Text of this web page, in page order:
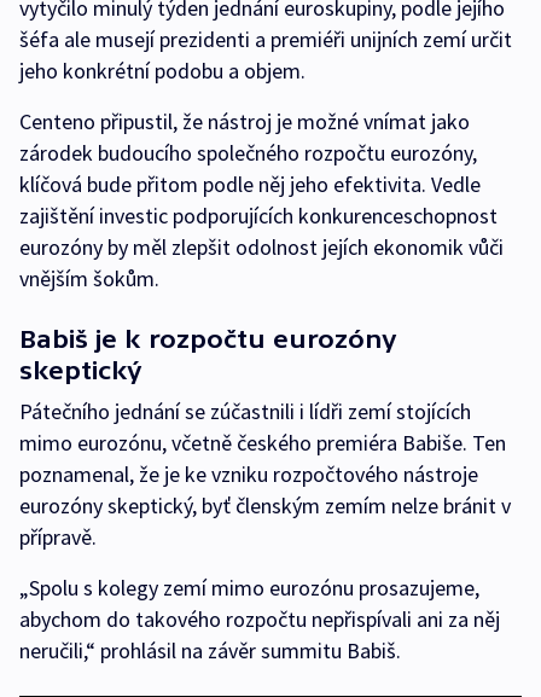
vytyčilo minulý týden jednání euroskupiny, podle jejího
šéfa ale musejí prezidenti a premiéři unijních zemí určit
jeho konkrétní podobu a objem.
Centeno připustil, že nástroj je možné vnímat jako
zárodek budoucího společného rozpočtu eurozóny,
klíčová bude přitom podle něj jeho efektivita. Vedle
zajištění investic podporujících konkurenceschopnost
eurozóny by měl zlepšit odolnost jejích ekonomik vůči
vnějším šokům.
Babiš je k rozpočtu eurozóny
skeptický
Pátečního jednání se zúčastnili i lídři zemí stojících
mimo eurozónu, včetně českého premiéra Babiše. Ten
poznamenal, že je ke vzniku rozpočtového nástroje
eurozóny skeptický, byť členským zemím nelze bránit v
přípravě.
„Spolu s kolegy zemí mimo eurozónu prosazujeme,
abychom do takového rozpočtu nepřispívali ani za něj
neručili,“ prohlásil na závěr summitu Babiš.